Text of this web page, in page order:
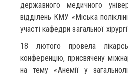
державного медичного
відділень КМУ «Міська
участі кафедри загальної
18 лютого провела
конференцію, присвячену
на тему «Анемії у